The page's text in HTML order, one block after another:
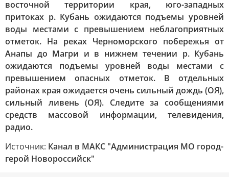
восточной территории края, юго-западных
притоках р. Кубань ожидаются подъемы уровней
воды местами с превышением неблагоприятных
отметок. На реках Черноморского побережья от
Анапы до Магри и в нижнем течении р. Кубань
ожидаются подъемы уровней воды местами с
превышением опасных отметок. В отдельных
районах края ожидается очень сильный дождь (ОЯ),
сильный ливень (ОЯ). Следите за сообщениями
средств массовой информации, телевидения,
радио.
Источник: Канал в МАКС "Администрация МО город-
герой Новороссийск"